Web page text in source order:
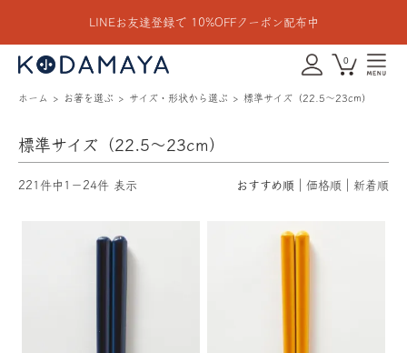
LINEお友達登録で 10%OFFクーポン配布中
0
ホーム お箸を選ぶ サイズ・形状から選ぶ 標準サイズ（22.5〜23cm）
標準サイズ（22.5〜23cm）
221件中1－24件 表示 おすすめ順 価格順 新着順